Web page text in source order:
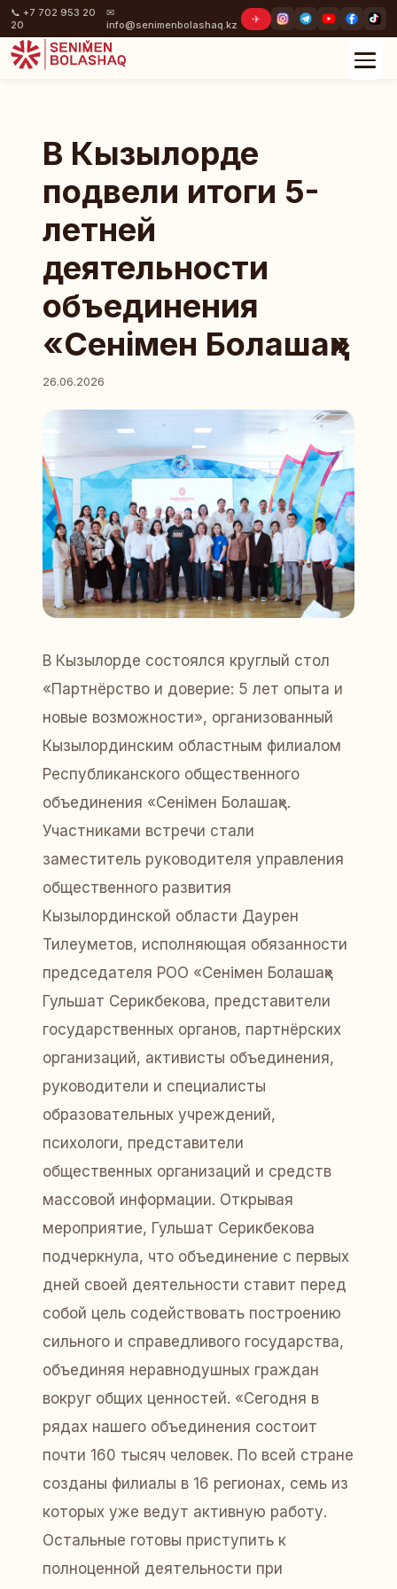
📞 +7 702 953 20
20
✉
info@senimenbolashaq.kz
✈
В Кызылорде
подвели итоги 5-
летней
деятельности
объединения
«Сенімен Болашақ»
26.06.2026
В Кызылорде состоялся круглый стол
«Партнёрство и доверие: 5 лет опыта и
новые возможности», организованный
Кызылординским областным филиалом
Республиканского общественного
объединения «Сенімен Болашақ».
Участниками встречи стали
заместитель руководителя управления
общественного развития
Кызылординской области Даурен
Тилеуметов, исполняющая обязанности
председателя РОО «Сенімен Болашақ»
Гульшат Серикбекова, представители
государственных органов, партнёрских
организаций, активисты объединения,
руководители и специалисты
образовательных учреждений,
психологи, представители
общественных организаций и средств
массовой информации. Открывая
мероприятие, Гульшат Серикбекова
подчеркнула, что объединение с первых
дней своей деятельности ставит перед
собой цель содействовать построению
сильного и справедливого государства,
объединяя неравнодушных граждан
вокруг общих ценностей. «Сегодня в
рядах нашего объединения состоит
почти 160 тысяч человек. По всей стране
созданы филиалы в 16 регионах, семь из
которых уже ведут активную работу.
Остальные готовы приступить к
полноценной деятельности при